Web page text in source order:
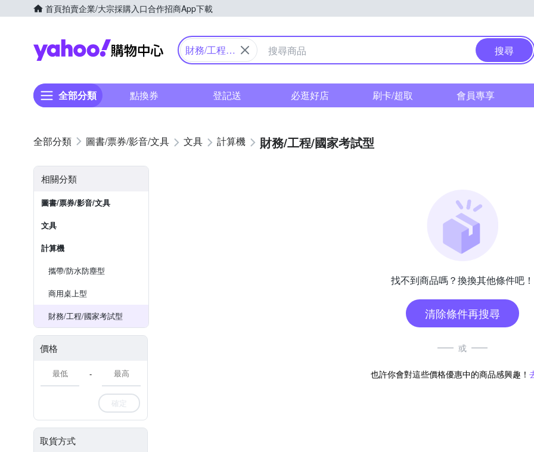
首頁拍賣企業/大宗採購入口合作招商App下載
Yahoo購物中心
財務/工程/
搜尋
全部分類 點換券 登記送 必逛好店 刷卡/超取 會員專享
圖書/票券/影音/文具 文具 計算機 財務/工程/國家考試型
相關分類
圖書/票券/影音/文具
文具
計算機
攜帶/防水防塵型
商用桌上型
財務/工程/國家考試型
價格
-
確定
取貨方式
找不到商品嗎？換換其他條件吧！
清除條件再搜尋
或
也許你會對這些價格優惠中的商品感興趣！